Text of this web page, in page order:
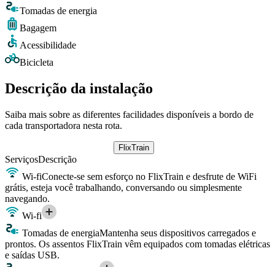
Tomadas de energia
Bagagem
Acessibilidade
Bicicleta
Descrição da instalação
Saiba mais sobre as diferentes facilidades disponíveis a bordo de
cada transportadora nesta rota.
FlixTrain
ServiçosDescrição
Wi-fiConecte-se sem esforço no FlixTrain e desfrute de WiFi
grátis, esteja você trabalhando, conversando ou simplesmente
navegando.
Wi-fi
Tomadas de energiaMantenha seus dispositivos carregados e
prontos. Os assentos FlixTrain vêm equipados com tomadas elétricas
e saídas USB.